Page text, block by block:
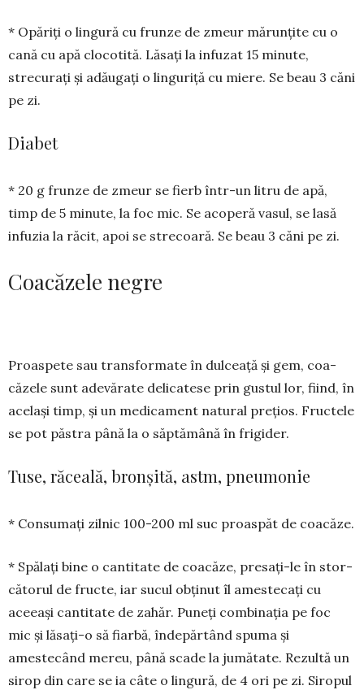
* Opăriți o lingură cu frunze de zmeur mărunțite cu o
cană cu apă clocotită. Lăsați la infuzat 15 minute,
strecurați și adăugați o linguriță cu miere. Se beau 3 căni
pe zi.
Diabet
* 20 g frunze de zmeur se fierb într-un litru de apă,
timp de 5 minute, la foc mic. Se acoperă vasul, se lasă
infuzia la răcit, apoi se strecoară. Se beau 3 căni pe zi.
Coacăzele negre
Proaspete sau transformate în dulceață și gem, coa­
căzele sunt adevărate delicatese prin gustul lor, fiind, în
același timp, și un medicament natural prețios. Fructele
se pot păstra până la o săptămână în frigider.
Tuse, răceală, bronșită, astm, pneumonie
* Consumați zilnic 100-200 ml suc proaspăt de coacăze.
* Spălați bine o cantitate de coacăze, presați-le în stor­
cătorul de fructe, iar sucul obținut îl amestecați cu
aceeași cantitate de zahăr. Puneți combinația pe foc
mic și lăsați-o să fiarbă, îndepărtând spuma și
amestecând mereu, până scade la jumătate. Rezultă un
sirop din care se ia câte o lin­gură, de 4 ori pe zi. Siropul